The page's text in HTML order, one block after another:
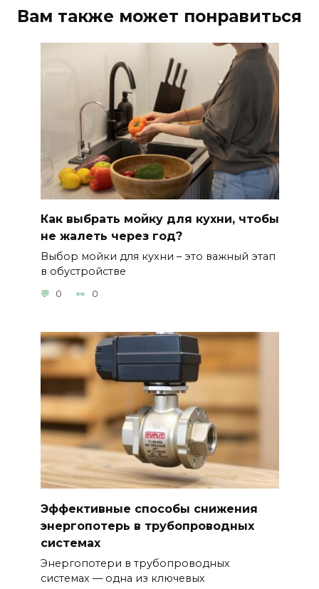
Вам также может понравиться
Как выбрать мойку для кухни, чтобы
не жалеть через год?
Выбор мойки для кухни – это важный этап
в обустройстве
0 0
Эффективные способы снижения
энергопотерь в трубопроводных
системах
Энергопотери в трубопроводных
системах — одна из ключевых